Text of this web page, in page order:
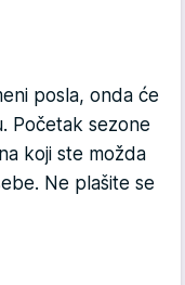
posla, onda će
Početak sezone
koji ste možda
Ne plašite se